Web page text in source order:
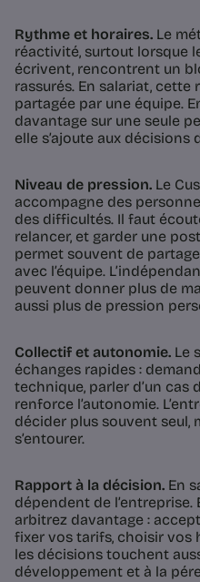
Rythme et horaires. Le
réactivité, surtout lorsque
écrivent, rencontrent un
rassurés. En salariat,
partagée par une équipe.
davantage sur une seule
elle s’ajoute aux décisions
Niveau de pression. Le
accompagne des
des difficultés. Il faut
relancer, et garder une
permet souvent de
avec l’équipe.
peuvent donner plus de
aussi plus de pression
Collectif et autonomie. Le
échanges rapides :
technique, parler d’un cas
renforce l’autonomie.
décider plus souvent seul,
s’entourer.
Rapport à la décision. En
dépendent de
arbitrez davantage :
fixer vos tarifs, choisir vos
les décisions touchent
développement et à la